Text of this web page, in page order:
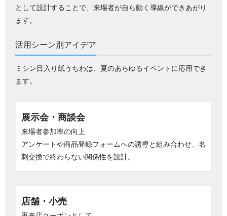
として設計することで、来場者が自ら動く導線ができあがり
ます。
活用シーン別アイデア
ミシン目入り紙うちわは、夏のあらゆるイベントに応用でき
ます。
展示会・商談会
来場者参加率の向上
アンケートや商品登録フォームへの誘導と組み合わせ、名
刺交換で終わらない関係性を設計。
店舗・小売